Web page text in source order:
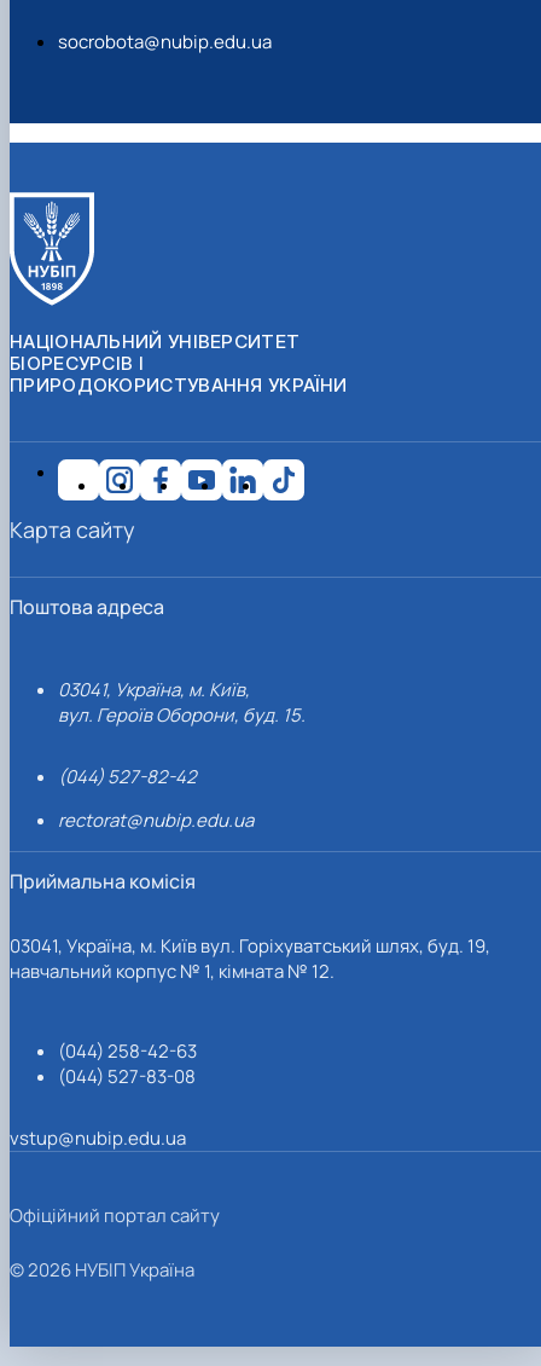
socrobota@nubip.edu.ua
НАЦІОНАЛЬНИЙ УНІВЕРСИТЕТ
БІОРЕСУРСІВ І
ПРИРОДОКОРИСТУВАННЯ УКРАЇНИ
Поштова адреса
03041, Україна, м. Київ,
вул. Героїв Оборони, буд. 15.
(044) 527-82-42
rectorat@nubip.edu.ua
Приймальна комісія
03041, Україна, м. Київ вул. Горіхуватський шлях, буд. 19,
навчальний корпус № 1, кімната № 12.
(044) 258-42-63
(044) 527-83-08
vstup@nubip.edu.ua
Карта сайту
Офіційний портал сайту
© 2026 НУБІП Україна